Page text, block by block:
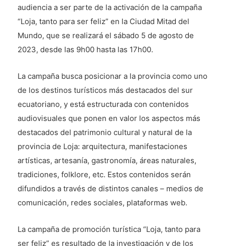
audiencia a ser parte de la activación de la campaña
“Loja, tanto para ser feliz” en la Ciudad Mitad del
Mundo, que se realizará el sábado 5 de agosto de
2023, desde las 9h00 hasta las 17h00.
La campaña busca posicionar a la provincia como uno
de los destinos turísticos más destacados del sur
ecuatoriano, y está estructurada con contenidos
audiovisuales que ponen en valor los aspectos más
destacados del patrimonio cultural y natural de la
provincia de Loja: arquitectura, manifestaciones
artísticas, artesanía, gastronomía, áreas naturales,
tradiciones, folklore, etc. Estos contenidos serán
difundidos a través de distintos canales – medios de
comunicación, redes sociales, plataformas web.
La campaña de promoción turística “Loja, tanto para
ser feliz” es resultado de la investigación y de los